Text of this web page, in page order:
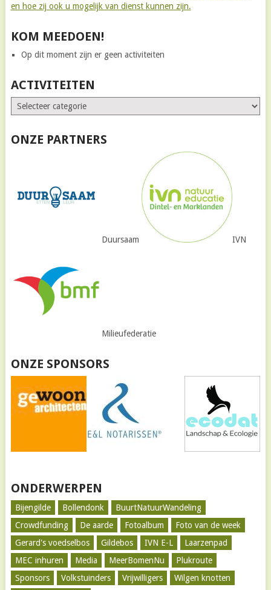
en hoe zij ook u mogelijk van dienst kunnen zijn.
KOM MEEDOEN!
Op dit moment zijn er geen activiteiten
ACTIVITEITEN
ONZE PARTNERS
Duursaam IVN
Milieufederatie
ONZE SPONSORS
ONDERWERPEN
Bijengilde Bollendonk
BuurtNatuurWandeling
Crowdfunding
De aarde Fotoalbum
Foto van de week
Gerard's voedselbos
Gildebos IVN E-L
Laarzenpad
MEC inhuren
Media MeerBomenNu
Plukroute
Sponsors
Volkstuinders Vrijwilligers
Wilgen knotten